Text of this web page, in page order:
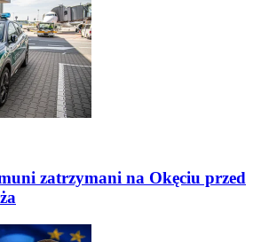
zatrzymani na Okęciu przed